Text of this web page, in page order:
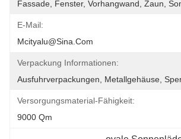
Fassade, Fenster, Vorhangwand, Zaun,
E-Mail:
Mcityalu@sina.com
Verpackung Informationen:
Ausfuhrverpackungen, Metallgehäuse,
Versorgungsmaterial-Fähigkeit:
9000 Qm